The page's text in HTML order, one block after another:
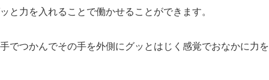
と力を入れることで働かせることができます。
でつかんでその手を外側にグッとはじく感覚でおなかに力を